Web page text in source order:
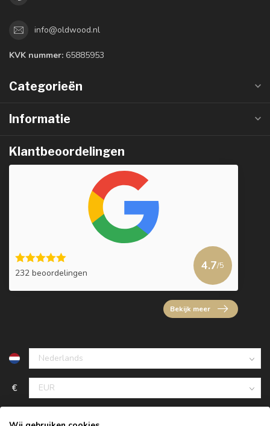
info@oldwood.nl
KVK nummer: 65885953
Categorieën
Informatie
Klantbeoordelingen
232 beoordelingen
4.7/5
Bekijk meer
€